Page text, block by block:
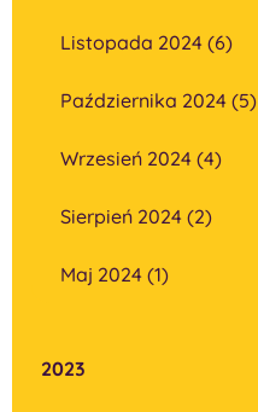
Listopada 2024 (6)
Października 2024 (5)
Wrzesień 2024 (4)
Sierpień 2024 (2)
Maj 2024 (1)
2023